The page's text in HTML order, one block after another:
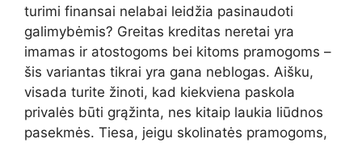
turimi finansai nelabai leidžia pasinaudoti
galimybėmis? Greitas kreditas neretai yra
imamas ir atostogoms bei kitoms pramogoms –
šis variantas tikrai yra gana neblogas. Aišku,
visada turite žinoti, kad kiekviena paskola
privalės būti grąžinta, nes kitaip laukia liūdnos
pasekmės. Tiesa, jeigu skolinatės pramogoms,